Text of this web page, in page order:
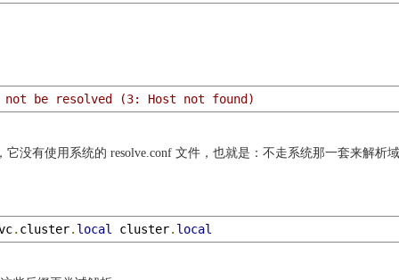
not be resolved (3: Host not found)
它没有使用系统的 resolve.conf 文件，也就是：不走系统那一套来解析
. cluster. local cluster. local